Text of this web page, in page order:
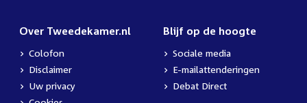
Over Tweedekamer.nl
Colofon
Disclaimer
Uw privacy
Blijf op de hoogte
Sociale media
E-mailattenderingen
Debat Direct